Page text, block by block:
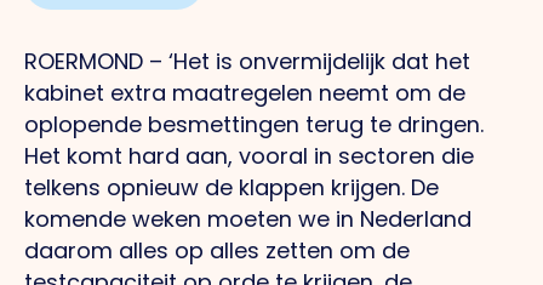
ROERMOND – ‘Het is onvermijdelijk dat het
kabinet extra maatregelen neemt om de
oplopende besmettingen terug te dringen.
Het komt hard aan, vooral in sectoren die
telkens opnieuw de klappen krijgen. De
komende weken moeten we in Nederland
daarom alles op alles zetten om de